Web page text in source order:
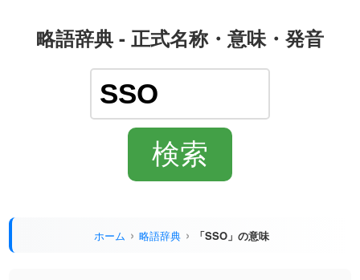
略語辞典 - 正式名称・意味・発音
ホーム 略語辞典 「SSO」の意味